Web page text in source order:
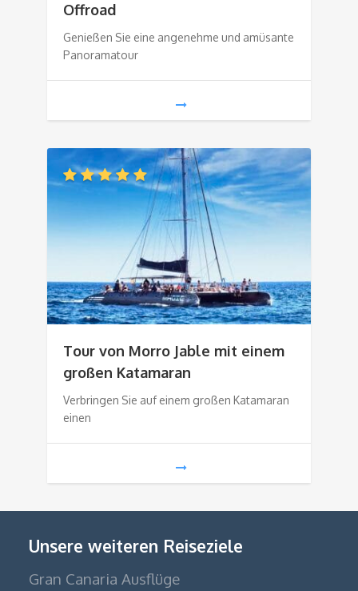
Offroad
Genießen Sie eine angenehme und amüsante
Panoramatour
Tour von Morro Jable mit einem
großen Katamaran
Verbringen Sie auf einem großen Katamaran
einen
Unsere weiteren Reiseziele
Gran Canaria Ausflüge